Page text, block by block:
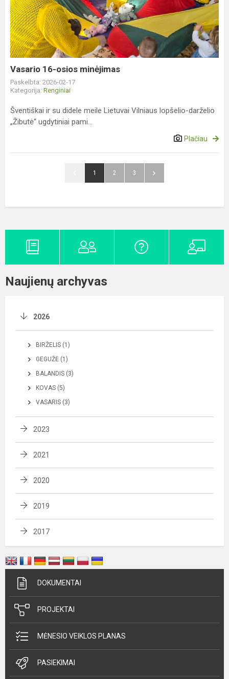
osios
minėjimas
Vasario 16-osios minėjimas
Paskelbta: 2026-02-17
Kategorija: Renginiai
Šventiškai ir su didele meile Lietuvai Vilniaus lopšelio-darželio
„Žibutė“ ugdytiniai pami...
Plačiau
1 2 3
Naujienų archyvas
2026
BIRŽELIS (1)
GEGUŽĖ (1)
BALANDIS (3)
KOVAS (5)
VASARIS (3)
2023
2021
2020
2019
2017
DOKUMENTAI
PROJEKTAI
MĖNESIO VEIKLOS PLANAS
PASIEKIMAI